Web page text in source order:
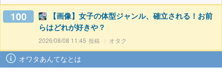
100
【画像】女子の体型ジャンル、確立される！お前
らはどれが好きや？
2026/08/08 11:45 オタク
オワタあんてなとは